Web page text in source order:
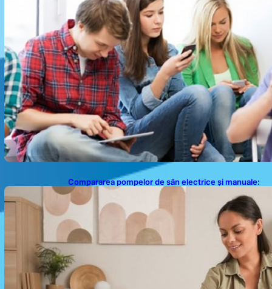
Compararea pompelor de sân electrice și manuale:
Alegerea ideală pentru mamele moderne